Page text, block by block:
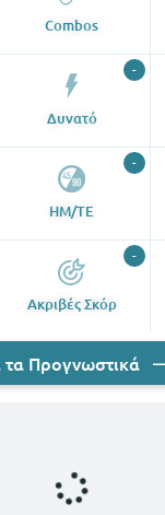
Combos
Δυνατό
-
ΗΜ/ΤΕ
-
Ακριβές Σκόρ
-
Προγνωστικά